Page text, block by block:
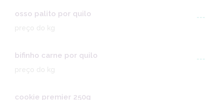
osso palito por quilo
---
bifinho carne por quilo
---
cookie premier 250g